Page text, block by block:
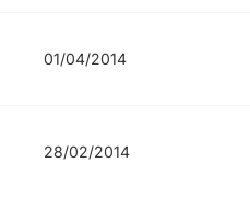
01/04/2014
28/02/2014